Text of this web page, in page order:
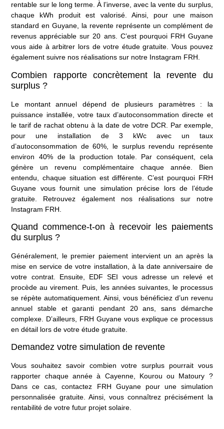
rentable sur le long terme. À l’inverse, avec la vente du surplus,
chaque kWh produit est valorisé. Ainsi, pour une maison
standard en Guyane, la revente représente un complément de
revenus appréciable sur 20 ans. C’est pourquoi FRH Guyane
vous aide à arbitrer lors devotre étude gratuite. Vous pouvez
également suivre nos réalisations sur notre Instagram FRH.
Combien rapporte concrètement la revente du
surplus ?
Le montant annuel dépend de plusieurs paramètres : la
puissance installée, votre taux d’autoconsommation directe et
le tarif de rachat obtenu à la date de votre DCR. Par exemple,
pour une installation de 3 kWc avec un taux
d’autoconsommation de 60%, le surplus revendu représente
environ 40% de la production totale. Par conséquent, cela
génère un revenu complémentaire chaque année. Bien
entendu, chaque situation est différente. C’est pourquoi FRH
Guyane vous fournit une simulation précise lors de l’étude
gratuite. Retrouvez également nos réalisations sur notre
Instagram FRH
Quand commence-t-on à recevoir les paiements
du surplus ?
Généralement, le premier paiement intervient un an après la
mise en service de votre installation, à la date anniversaire de
votre contrat. Ensuite, EDF SEI vous adresse un relevé et
procède au virement. Puis, les années suivantes, le processus
se répète automatiquement. Ainsi, vous bénéficiez d’un revenu
annuel stable et garanti pendant 20 ans, sans démarche
complexe. D’ailleurs, FRH Guyane vous explique ce processus
en détail lors devotre étude gratuite
Demandez votre simulation de revente
Vous souhaitez savoir combien votre surplus pourrait vous
rapporter chaque année à Cayenne, Kourou ou Matoury ?
Dans ce cas,contactez FRH Guyanepour une simulation
personnalisée gratuite. Ainsi, vous connaîtrez précisément la
rentabilité de votre futur projet solaire.